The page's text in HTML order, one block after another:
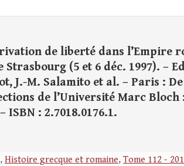
de liberté dans l’Empire
Strasbourg (5 et 6 déc. 1997). –
J.-M. Salamito et al. – Paris :
de l’Université Marc Bloch
ISBN : 2.7018.0176.1.
, Histoire grecque et romaine, Tome 112 -